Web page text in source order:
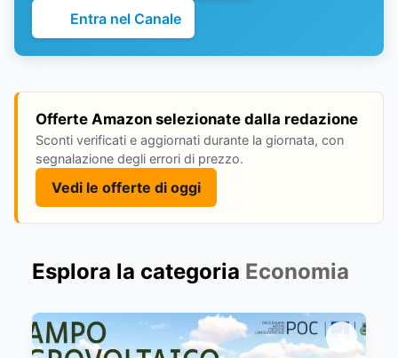
Entra nel Canale
Offerte Amazon selezionate dalla redazione
Sconti verificati e aggiornati durante la giornata, con
segnalazione degli errori di prezzo.
Vedi le offerte di oggi
Esplora la categoria Economia